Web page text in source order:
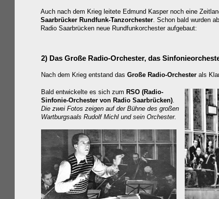
Auch nach dem Krieg leitete Edmund Kasper noch eine
Saarbrücker Rundfunk-Tanzorchester. Schon bald wurden
Radio Saarbrücken neue Rundfunkorchester aufgebaut:
2) Das Große Radio-Orchester, das
Nach dem Krieg entstand das Große Radio-Orchester als
Bald entwickelte es sich zum RSO (Radio-
Sinfonie-Orchester von Radio Saarbrücken).
Die zwei Fotos zeigen auf der Bühne des großen
Wartburgsaals Rudolf Michl und sein Orchester.